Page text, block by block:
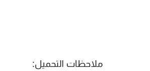
ملاحظات التحميل: